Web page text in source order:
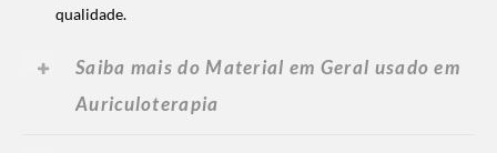
qualidade.
Saiba mais do Material em Geral usado em
Auriculoterapia